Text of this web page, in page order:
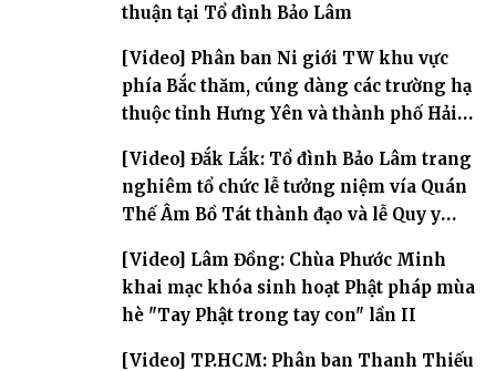
thuận tại Tổ đình Bảo Lâm
[Video] Phân ban Ni giới TW khu vực
phía Bắc thăm, cúng dàng các trường hạ
thuộc tỉnh Hưng Yên và thành phố Hải
[Video] Đắk Lắk: Tổ đình Bảo Lâm trang
nghiêm tổ chức lễ tưởng niệm vía Quán
Thế Âm Bồ Tát thành đạo và lễ Quy y
[Video] Lâm Đồng: Chùa Phước Minh
khai mạc khóa sinh hoạt Phật pháp mùa
hè "Tay Phật trong tay con" lần II
[Video] TP.HCM: Phân ban Thanh Thiếu